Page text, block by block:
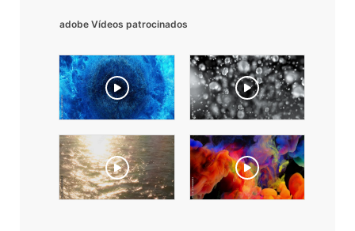
adobe Vídeos patrocinados